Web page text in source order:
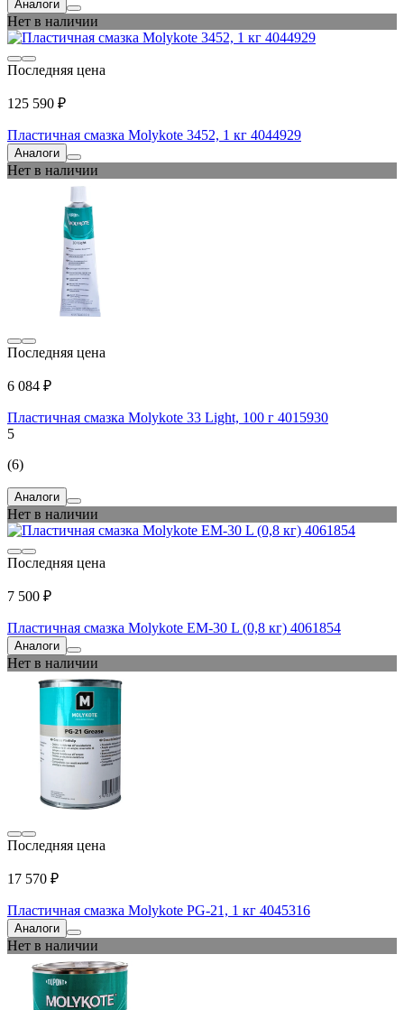
Аналоги
Нет в наличии
Последняя цена
125 590 ₽
Пластичная смазка Molykote 3452, 1 кг 4044929
Аналоги
Нет в наличии
Последняя цена
6 084 ₽
Пластичная смазка Molykote 33 Light, 100 г 4015930
5
(6)
Аналоги
Нет в наличии
Последняя цена
7 500 ₽
Пластичная смазка Molykote EM-30 L (0,8 кг) 4061854
Аналоги
Нет в наличии
Последняя цена
17 570 ₽
Пластичная смазка Molykote PG-21, 1 кг 4045316
Аналоги
Нет в наличии